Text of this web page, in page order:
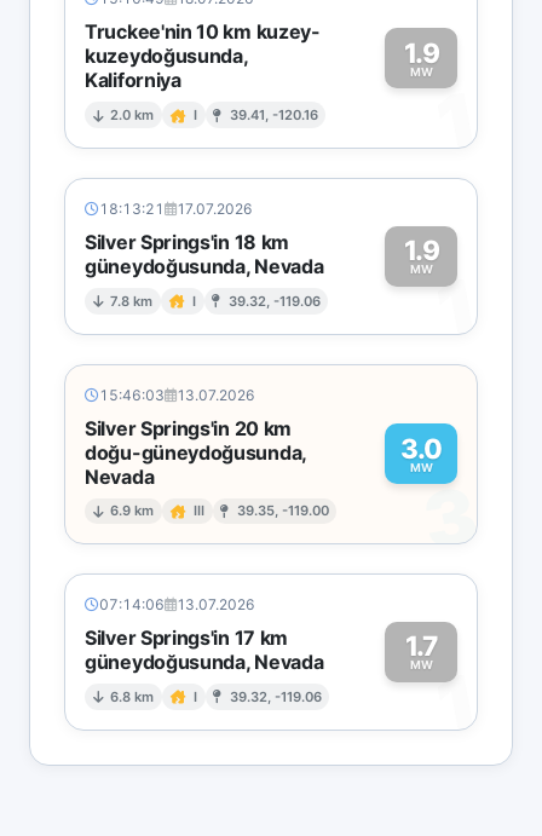
Truckee'nin 10 km kuzey-
kuzeydoğusunda,
Kaliforniya
2.0 km I 39.41, -120.16
1.9
MW
1
18:13:21 17.07.2026
Silver Springs'in 18 km
güneydoğusunda, Nevada
7.8 km I 39.32, -119.06
1.9
MW1
15:46:03 13.07.2026
Silver Springs'in 20 km
doğu-güneydoğusunda,
Nevada
6.9 km III 39.35, -119.00
3.0
MW
3
07:14:06 13.07.2026
Silver Springs'in 17 km
güneydoğusunda, Nevada
6.8 km I 39.32, -119.06
1.7
MW1